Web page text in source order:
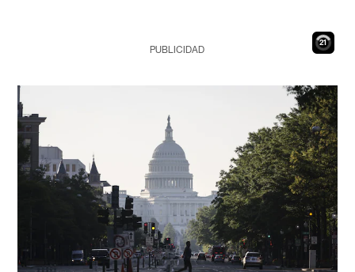
20
PUBLICIDAD